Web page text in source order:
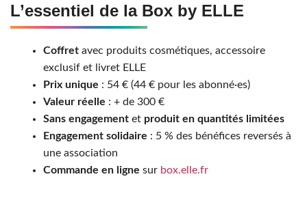
L’essentiel de la Box by ELLE
Coffret avec produits cosmétiques, accessoire
exclusif et livret ELLE
Prix unique : 54 € (44 € pour les abonné·es)
Valeur réelle : + de 300 €
Sans engagement et produit en quantités limitées
Engagement solidaire : 5 % des bénéfices reversés à
une association
Commande en ligne sur box.elle.fr